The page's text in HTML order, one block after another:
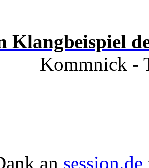
Klangbeispiel
Kommnick -
an session.de